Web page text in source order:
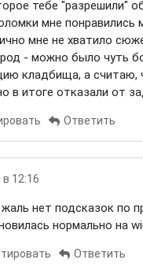
тебе "разрешили"
мне понравились
мне не хватило
- можно было чуть
кладбища, а считаю,
в итоге отказали от
Ответить
в 12:16
жаль нет подсказок по
нормально на
Ответить